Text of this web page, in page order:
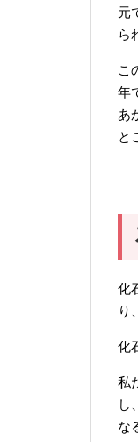
元
ら
こ
年
あ
と
化
り
化
私
し
な